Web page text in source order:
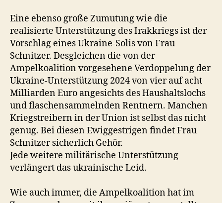
Eine ebenso große Zumutung wie die
realisierte Unterstützung des Irakkriegs ist der
Vorschlag eines Ukraine-Solis von Frau
Schnitzer. Desgleichen die von der
Ampelkoalition vorgesehene Verdoppelung der
Ukraine-Unterstützung 2024 von vier auf acht
Milliarden Euro angesichts des Haushaltslochs
und flaschensammelnden Rentnern. Manchen
Kriegstreibern in der Union ist selbst das nicht
genug. Bei diesen Ewiggestrigen findet Frau
Schnitzer sicherlich Gehör.
Jede weitere militärische Unterstützung
verlängert das ukrainische Leid.
Wie auch immer, die Ampelkoalition hat im